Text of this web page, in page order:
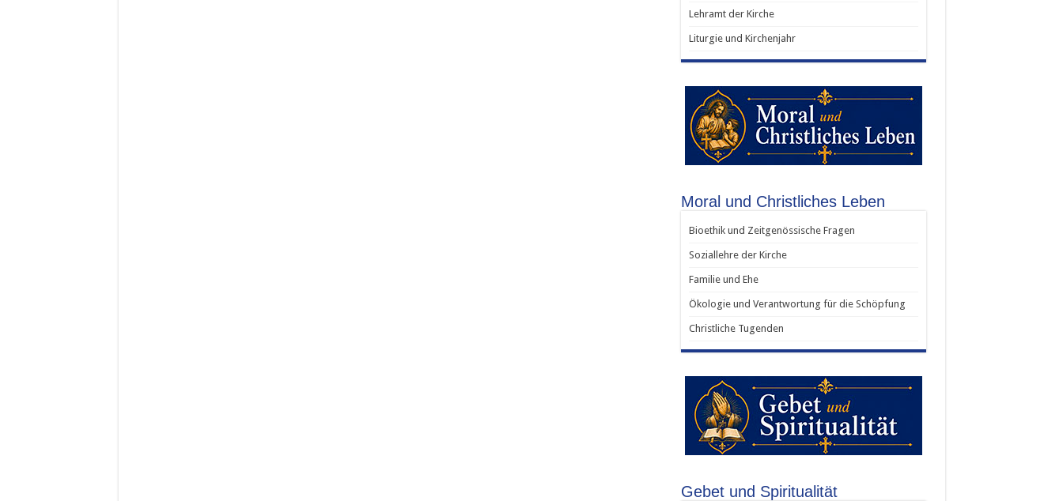
Lehramt der Kirche
Liturgie und Kirchenjahr
Moral und Christliches Leben
Bioethik und Zeitgenössische Fragen
Soziallehre der Kirche
Familie und Ehe
Ökologie und Verantwortung für die Schöpfung
Christliche Tugenden
Gebet und Spiritualität